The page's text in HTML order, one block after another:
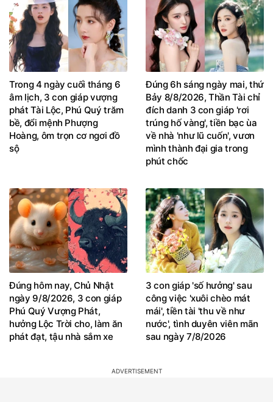
Trong 4 ngày cuối tháng 6
âm lịch, 3 con giáp vượng
phát Tài Lộc, Phú Quý trăm
bề, đổi mệnh Phượng
Hoàng, ôm trọn cơ ngơi đồ
sộ
Đúng 6h sáng ngày mai, thứ
Bảy 8/8/2026, Thần Tài chỉ
đích danh 3 con giáp 'rơi
trúng hố vàng', tiền bạc ùa
về nhà 'như lũ cuốn', vươn
mình thành đại gia trong
phút chốc
Đúng hôm nay, Chủ Nhật
ngày 9/8/2026, 3 con giáp
Phú Quý Vượng Phát,
hưởng Lộc Trời cho, làm ăn
phát đạt, tậu nhà sắm xe
3 con giáp 'số hưởng' sau
công việc 'xuôi chèo mát
mái', tiền tài 'thu về như
nước', tình duyên viên mãn
sau ngày 7/8/2026